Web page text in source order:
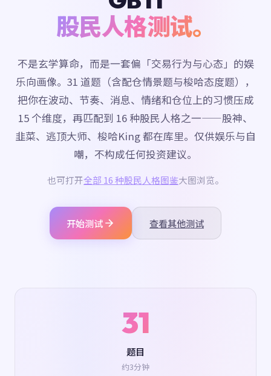
股民人格测试。
不是玄学算命，而是一套偏「交易行为与心态」的娱
乐向画像。31 道题（含配仓情景题与梭哈态度题），
把你在波动、节奏、消息、情绪和仓位上的习惯压成
15 个维度，再匹配到 16 种股民人格之一——股神、
韭菜、逃顶大师、梭哈King 都在库里。仅供娱乐与自
嘲，不构成任何投资建议。
也可打开全部 16 种股民人格图鉴大图浏览。
开始测试 查看其他测试
31
题目
约3分钟